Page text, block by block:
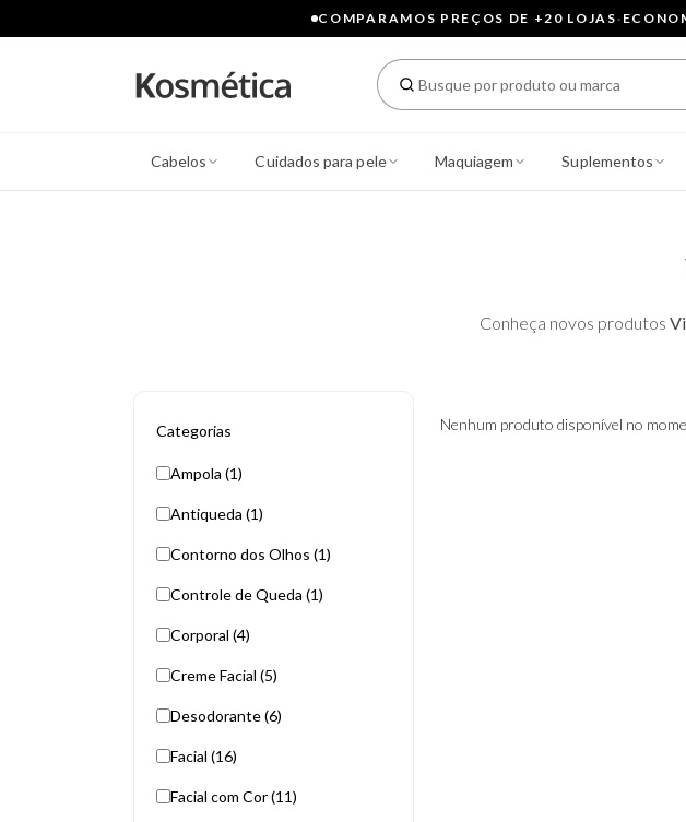
COMPARAMOS PREÇOS DE +20 LOJAS·
Cabelos Cuidados para pele Maquiagem Suplementos
Conheça novos produtos
Categorias
Ampola (1)
Antiqueda (1)
Contorno dos Olhos (1)
Controle de Queda (1)
Corporal (4)
Creme Facial (5)
Desodorante (6)
Facial (16)
Facial com Cor (11)
Nenhum produto disponível no